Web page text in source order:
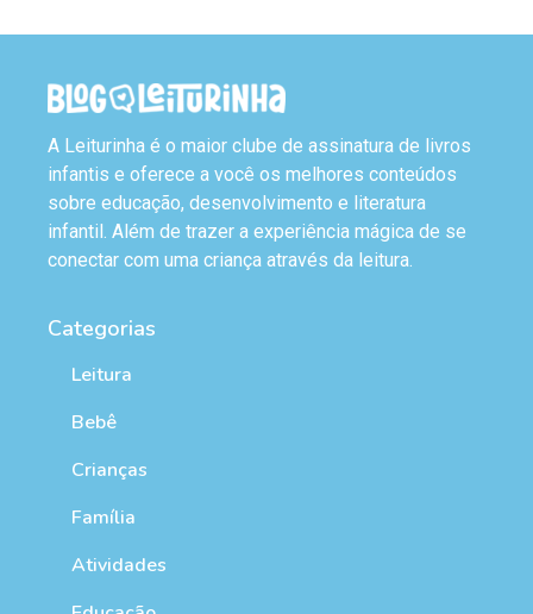
A Leiturinha é o maior clube de assinatura de livros
infantis e oferece a você os melhores conteúdos
sobre educação, desenvolvimento e literatura
infantil. Além de trazer a experiência mágica de se
conectar com uma criança através da leitura.
Categorias
Leitura
Bebê
Crianças
Família
Atividades